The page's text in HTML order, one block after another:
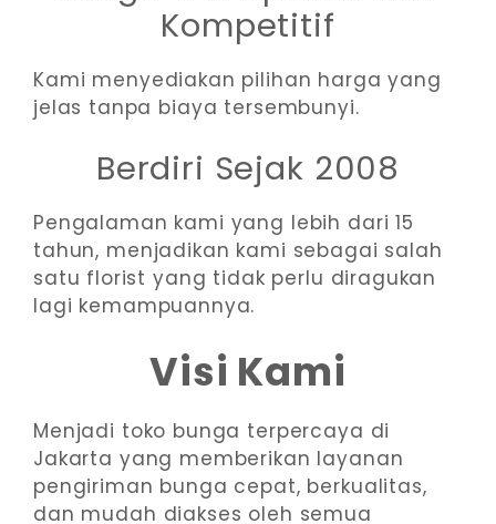
Kompetitif
Kami menyediakan pilihan harga yang
jelas tanpa biaya tersembunyi.
Berdiri Sejak 2008
Pengalaman kami yang lebih dari 15
tahun, menjadikan kami sebagai salah
satu florist yang tidak perlu diragukan
lagi kemampuannya.
Visi Kami
Menjadi toko bunga terpercaya di
Jakarta yang memberikan layanan
pengiriman bunga cepat, berkualitas,
dan mudah diakses oleh semua